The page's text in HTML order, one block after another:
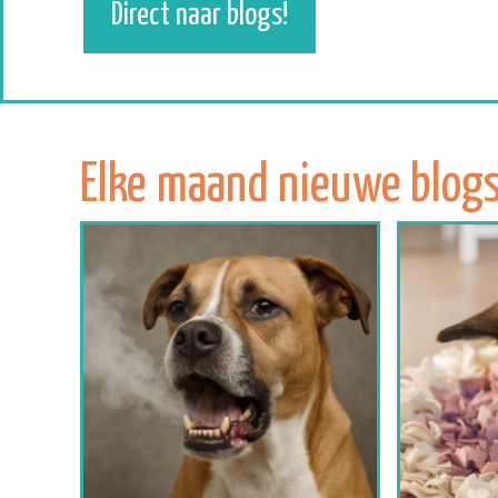
Direct naar blogs!
Elke maand nieuwe